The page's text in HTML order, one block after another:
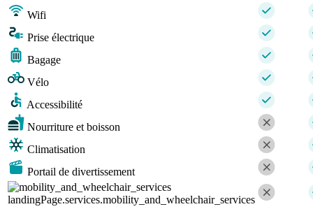
Wifi
Prise électrique
Bagage
Vélo
Accessibilité
Nourriture et boisson
Climatisation
Portail de divertissement
landingPage.services.mobility_and_wheelchair_services